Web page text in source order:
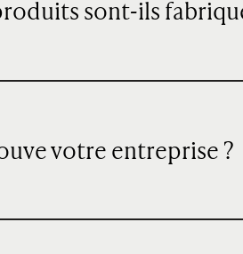
sont-ils
votre entreprise ?